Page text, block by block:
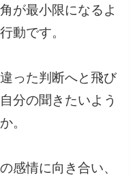
が最小限になるよ
動です。
った判断へと飛び
分の聞きたいよう
。
感情に向き合い、